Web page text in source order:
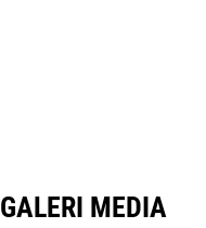
GALERI MEDIA